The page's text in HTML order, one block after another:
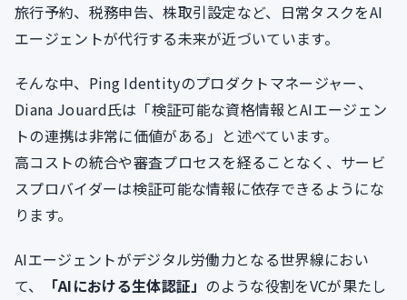
旅行予約、税務申告、株取引設定など、日常タスクをAI
エージェントが代行する未来が近づいています。
そんな中、Ping Identityのプロダクトマネージャー、
Diana Jouard氏は「検証可能な資格情報とAIエージェン
トの連携は非常に価値がある」と述べています。
高コストの統合や審査プロセスを経ることなく、サービ
スプロバイダーは検証可能な情報に依存できるようにな
ります。
AIエージェントがデジタル労働力となる世界線におい
て、
「AIにおける生体認証」 のような役割をVCが果たし